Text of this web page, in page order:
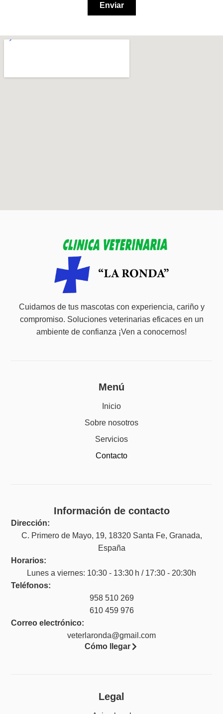
Enviar
Cuidamos de tus mascotas con experiencia, cariño y
compromiso. Soluciones veterinarias eficaces en un
ambiente de confianza ¡Ven a conocernos!
Menú
Inicio
Sobre nosotros
Servicios
Contacto
Información de contacto
Dirección:
C. Primero de Mayo, 19, 18320 Santa Fe, Granada,
España
Horarios:
Lunes a viernes: 10:30 - 13:30 h / 17:30 - 20:30h
Teléfonos:
958 510 269
610 459 976
Correo electrónico:
veterlaronda@gmail.com
Cómo llegar
Legal